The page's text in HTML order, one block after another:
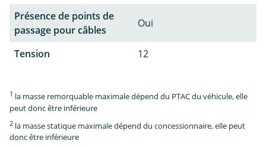
Présence de points de
passage pour câbles
Oui
Tension 12
1 la masse remorquable maximale dépend du PTAC du véhicule, elle
peut donc être inférieure
2 la masse statique maximale dépend du concessionnaire, elle peut
donc être inférieure